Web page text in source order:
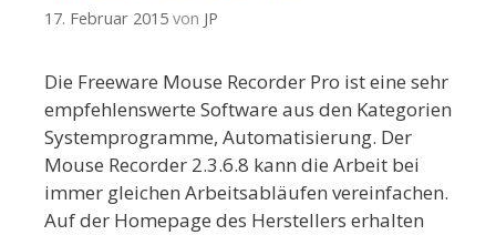
17. Februar 2015 von JP
Die Freeware Mouse Recorder Pro ist eine sehr
empfehlenswerte Software aus den Kategorien
Systemprogramme, Automatisierung. Der
Mouse Recorder 2.3.6.8 kann die Arbeit bei
immer gleichen Arbeitsabläufen vereinfachen.
Auf der Homepage des Herstellers erhalten